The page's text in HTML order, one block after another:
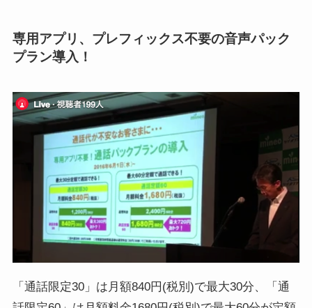
専用アプリ、プレフィックス不要の音声パック
プラン導入！
「通話限定30」は月額840円(税別)で最大30分、「通